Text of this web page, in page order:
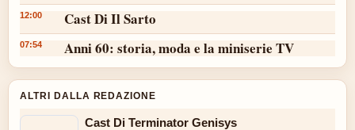
12:00 Cast Di Il Sarto
07:54 Anni 60: storia, moda e la miniserie TV
ALTRI DALLA REDAZIONE
Cast Di Terminator Genisys